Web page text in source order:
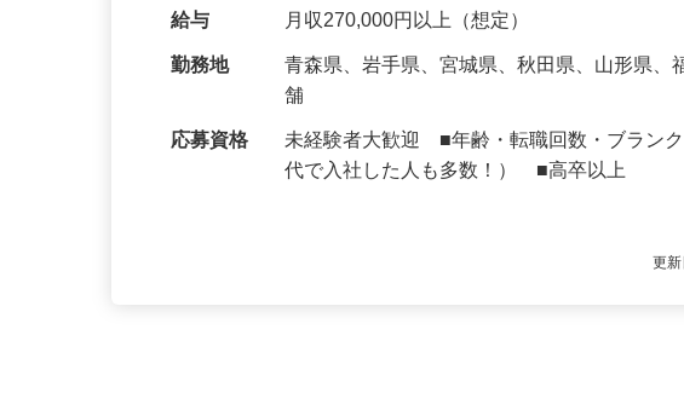
で、接客・調理などは少なめです。その…
給与 月収270,000円以上（想定）
青森県、岩手県、宮城県、秋田県、山形県
舗
未経験者大歓迎 ■年齢・転職回数・ブラン